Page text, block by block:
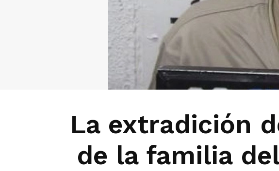
La extradición
de la familia